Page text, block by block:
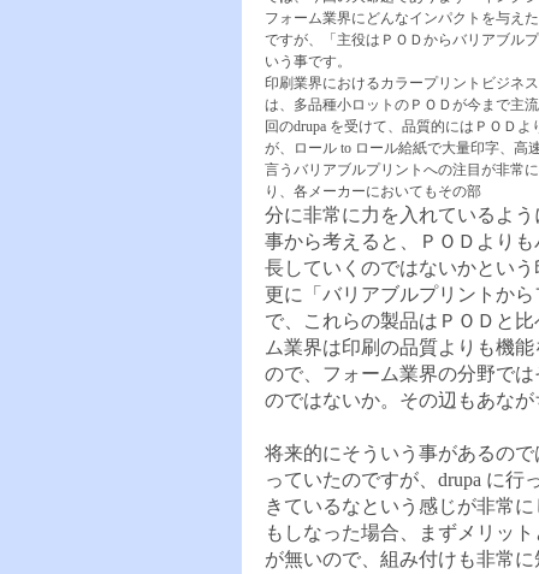
フォーム業界にどんなインパクトを与え
ですが、「主役はＰＯＤからバリアブル
いう事です。
印刷業界におけるカラープリントビジネ
は、多品種小ロットのＰＯＤが今まで主
回のdrupa を受けて、品質的にはＰＯＤよ
が、ロール to ロール給紙で大量印字、高
言うバリアブルプリントへの注目が非常
り、各メーカーにおいてもその部
分に非常に力を入れているよ
事から考えると、ＰＯＤより
長していくのではないかとい
更に「バリアブルプリントか
で、これらの製品はＰＯＤと
ム業界は印刷の品質よりも機
ので、フォーム業界の分野で
のではないか。その辺もあな
将来的にそういう事があるの
っていたのですが、drupa に
きているなという感じが非常
もしなった場合、まずメリッ
が無いので、組み付けも非常